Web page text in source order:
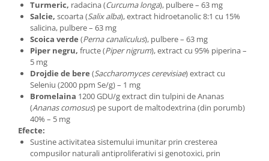
Turmeric, radacina (Curcuma longa), pulbere – 63 mg
Salcie, scoarta (Salix alba), extract hidroetanolic 8:1 cu 15%
salicina, pulbere – 63 mg
Scoica verde (Perna canaliculus), pulbere – 63 mg
Piper negru, fructe (Piper nigrum), extract cu 95% piperina –
5 mg
Drojdie de bere (Saccharomyces cerevisiae) extract cu
Seleniu (2000 ppm Se/g) – 1 mg
Bromelaina 1200 GDU/g extract din tulpini de Ananas
(Ananas comosus) pe suport de maltodextrina (din porumb)
40% – 5 mg
Efecte:
Sustine activitatea sistemului imunitar prin cresterea
compusilor naturali antiproliferativi si genotoxici, prin